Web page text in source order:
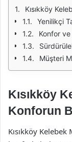
Kısıkköy
Yenilikçi
Konfor
Müşteri
Kısıkköy
Konforun
Kısıkköy